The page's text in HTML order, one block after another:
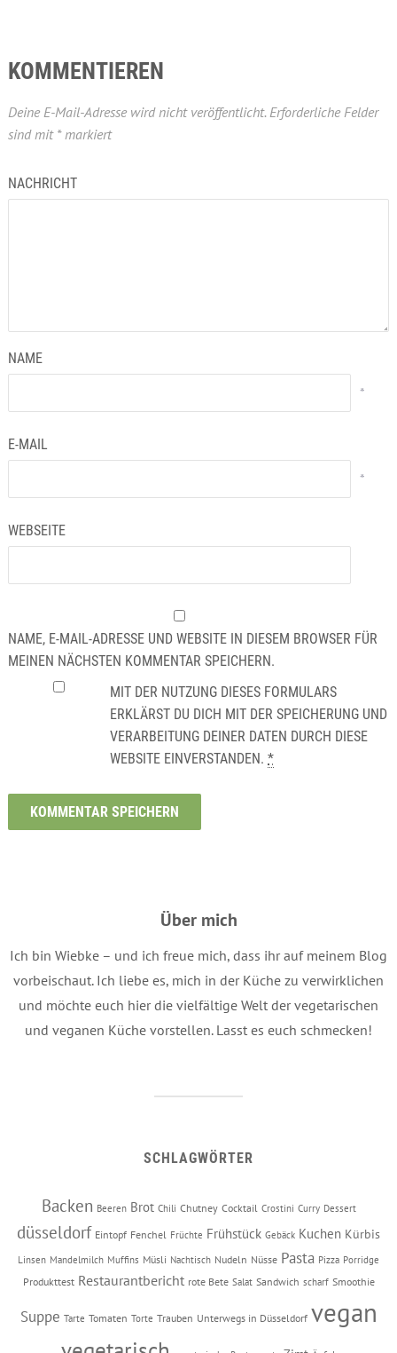
KOMMENTIEREN
Deine E-Mail-Adresse wird nicht veröffentlicht. Erforderliche Felder
sind mit *markiert
NACHRICHT
NAME
*
E-MAIL
*
WEBSEITE
NAME, E-MAIL-ADRESSE UND WEBSITE IN DIESEM BROWSER FÜR
MEINEN NÄCHSTEN KOMMENTAR SPEICHERN.
MIT DER NUTZUNG DIESES FORMULARS
ERKLÄRST DU DICH MIT DER SPEICHERUNG UND
VERARBEITUNG DEINER DATEN DURCH DIESE
WEBSITE EINVERSTANDEN.*
Über mich
Ich bin Wiebke – und ich freue mich, dass ihr auf meinem Blog
vorbeischaut. Ich liebe es, mich in der Küche zu verwirklichen
und möchte euch hier die vielfältige Welt der vegetarischen
und veganen Küche vorstellen. Lasst es euch schmecken!
SCHLAGWÖRTER
Backen Beeren Brot Chili Chutney Cocktail Crostini Curry Dessert
düsseldorf Eintopf Fenchel Früchte Frühstück Gebäck Kuchen Kürbis
Linsen Mandelmilch Muffins Müsli Nachtisch Nudeln Nüsse Pasta Pizza Porridge
Produkttest Restaurantbericht rote Bete Salat Sandwich scharf Smoothie
Suppe Tarte Tomaten Torte Trauben Unterwegs in Düsseldorf vegan